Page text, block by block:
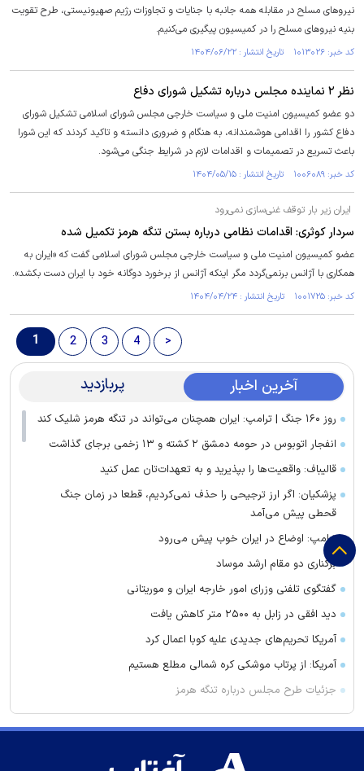
نیروهای مسلح در مقابله همه جانبه با جنایات و تجاوزات رژیم صهیونیستی، طرح تقویت
بنیه نیروهای مسلح را در کمیسیون پیگیری می‌کنیم.
کد خبر: ۱۰۱۳۰۲۶ تاریخ انتشار : ۱۴۰۴/۰۶/۲۲
نظر ۲ نماینده مجلس درباره تشکیل شورای دفاع
دو عضو کمیسیون امنیت ملی و سیاست خارجی مجلس شورای اسلامی تشکیل شورای
دفاع کشور را اقدامی هوشمندانه، به هنگام و ضروری دانسته و تاکید کردند که این شورا
باعث تسریع در تصمیمات و اقدامات لازم در شرایط جنگی می‌شود.
کد خبر: ۱۰۰۶۰۸۹ تاریخ انتشار : ۱۴۰۴/۰۵/۱۵
ایران زیر بار توقف غنی‌سازی نمی‌رود
سردار کوثری: اقدامات نظامی درباره بستن تنگه هرمز تکمیل شده
عضو کمیسیون امنیت ملی و سیاست خارجی مجلس شورای اسلامی گفت که «ایران به
همکاری با آژانس برنمی‌گردد مگر اینکه آژانس از برخورد دوگانه خود با ایران دست بکشد».
کد خبر: ۱۰۰۱۷۲۵ تاریخ انتشار : ۱۴۰۴/۰۴/۲۴
1 2 3 4 >
آخرین اخبار پربازدید
روز ۱۶۰ جنگ | ترامپ: ایران همچنان می‌تواند در تنگه هرمز شلیک کند
انفجار اتوبوس در حومه دمشق ۲ کشته و ۱۳ زخمی برجای گذاشت
قالیباف: واقعیت‌ها را بپذیرید و به تعهدات‌تان عمل کنید
پزشکیان: اگر ارز ترجیحی را حذف نمی‌کردیم، قطعا در زمان جنگ
قحطی پیش می‌آمد
ترامپ: اوضاع در ایران خوب پیش می‌رود
برکناری دو مقام ارشد موساد
گفتگوی تلفنی وزرای امور خارجه ایران و موریتانی
دید افقی در زابل به ۲۵۰۰ متر کاهش یافت
آمریکا تحریم‌های جدیدی علیه کوبا اعمال کرد
آمریکا: از پرتاب موشکی کره شمالی مطلع هستیم
جزئیات طرح مجلس درباره تنگه هرمز
کویت دستور تعطیلی تنها مدرسه ایرانی را صادر کرد
زنوزق؛ نگین پلکانی آذربایجان